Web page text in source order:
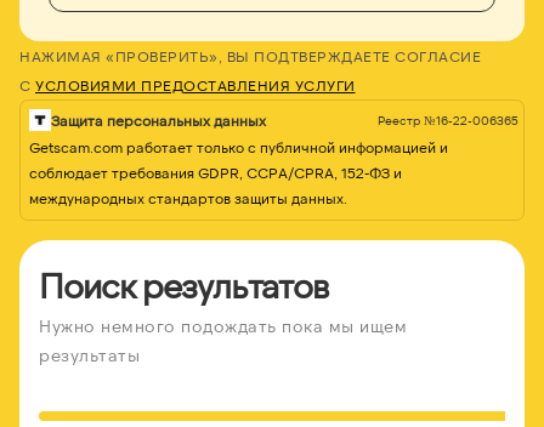
НАЖИМАЯ «ПРОВЕРИТЬ», ВЫ ПОДТВЕРЖДАЕТЕ СОГЛАСИЕ
С УСЛОВИЯМИ ПРЕДОСТАВЛЕНИЯ УСЛУГИ
Защита персональных данных Реестр №16-22-006365
Getscam.com работает только с публичной информацией и
соблюдает требования GDPR, CCPA/CPRA, 152-ФЗ и
международных стандартов защиты данных.
Поиск результатов
Нужно немного подождать пока мы ищем
результаты